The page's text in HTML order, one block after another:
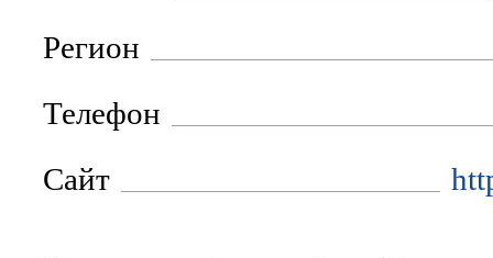
Регион
Телефон
Сайт